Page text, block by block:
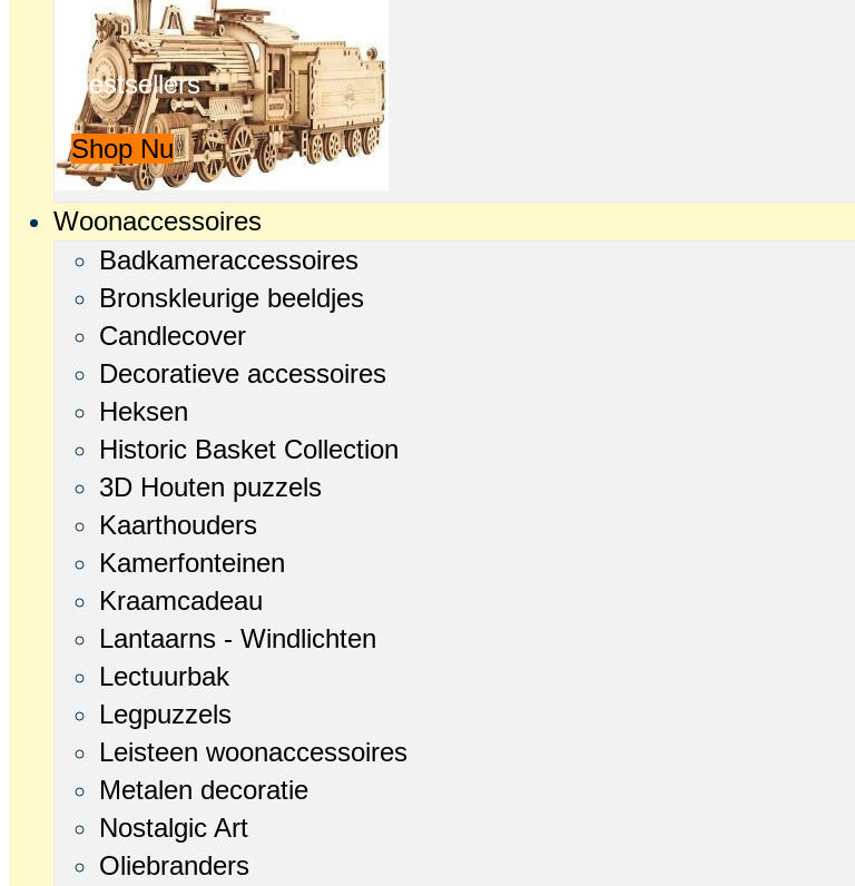
Bestsellers
Shop Nu
Woonaccessoires
Badkameraccessoires
Bronskleurige beeldjes
Candlecover
Decoratieve accessoires
Heksen
Historic Basket Collection
3D Houten puzzels
Kaarthouders
Kamerfonteinen
Kraamcadeau
Lantaarns - Windlichten
Lectuurbak
Legpuzzels
Leisteen woonaccessoires
Metalen decoratie
Nostalgic Art
Oliebranders